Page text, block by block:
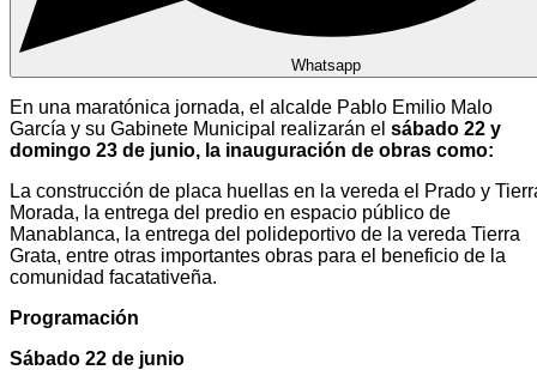
Whatsapp
En una maratónica jornada, el alcalde Pablo Emilio Malo
García y su Gabinete Municipal realizarán el sábado 22 y
domingo 23 de junio, la inauguración de obras como:
La construcción de placa huellas en la vereda el Prado y
Morada, la entrega del predio en espacio público de
Manablanca, la entrega del polideportivo de la vereda Tierra
Grata, entre otras importantes obras para el beneficio de la
comunidad facatativeña.
Programación
Sábado 22 de junio